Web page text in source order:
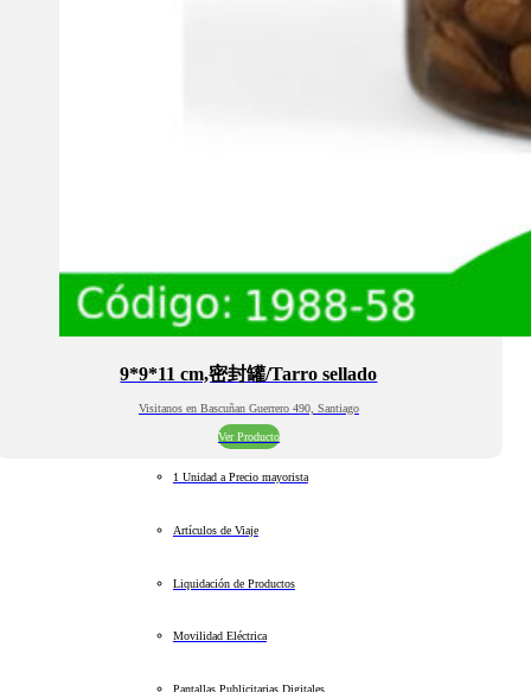
9*9*11 cm,密封罐/Tarro sellado
Visitanos en Bascuñan Guerrero 490, Santiago
Ver Producto
1 Unidad a Precio mayorista
Artículos de Viaje
Liquidación de Productos
Movilidad Eléctrica
Pantallas Publicitarias Digitales